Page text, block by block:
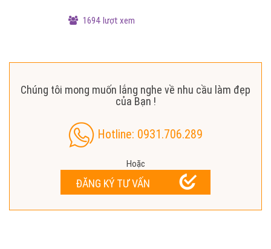
1694 lượt xem
Chúng tôi mong muốn lắng nghe về nhu cầu làm đẹp
của Bạn !
Hotline: 0931.706.289
Hoặc
ĐĂNG KÝ TƯ VẤN